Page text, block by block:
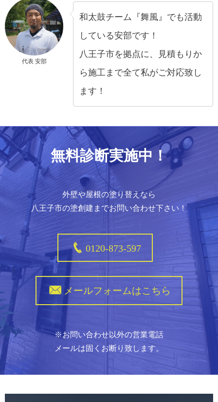
代表 安部
和太鼓チーム『舞風』でも活動
している安部です！
八王子市を拠点に、見積もりか
ら施工まで全て私がご対応致し
ます！
無料診断実施中！
外壁や屋根の塗り替えなら
八王子市の塗創建までお問い合わせ下さい！
0120-873-597
メールフォームはこちら
※お問い合わせ以外の営業電話
メールは固くお断り致します。